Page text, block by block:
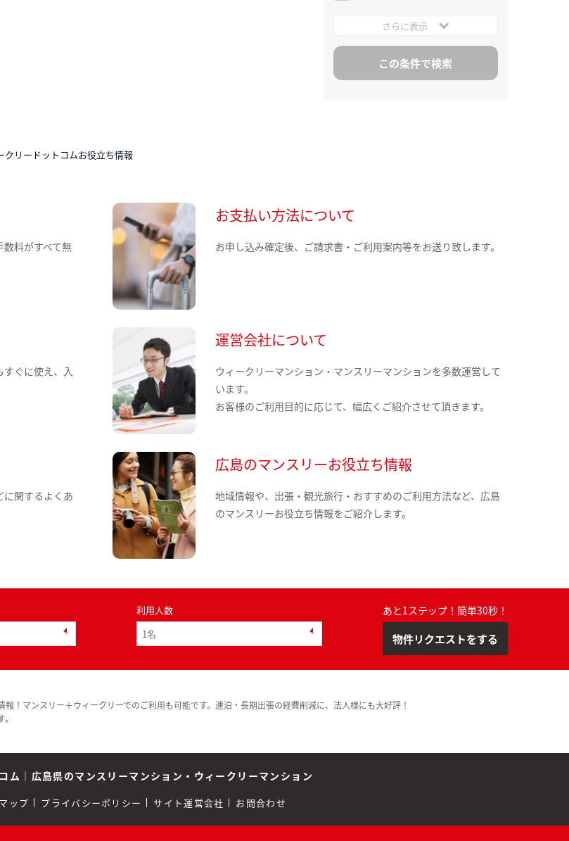
さらに表示
クリードットコムお役立ち情報
料がすべて無
お支払い方法について
お申し込み確定後、ご請求書・ご利用案内等をお送り致します。
ぐに使え、入
運営会社について
ウィークリーマンション・マンスリーマンションを多数運営して
います。
お客様のご利用目的に応じて、幅広くご紹介させて頂きます。
に関するよくあ
広島のマンスリーお役立ち情報
地域情報や、出張・観光旅行・おすすめのご利用方法など、広島
のマンスリーお役立ち情報をご紹介します。
利用人数 あと1ステップ！簡単30秒！
物件リクエストをする
！マンスリー＋ウィークリーでのご利用も可能です。連泊・長期出張の経費削減に、法人様にも大好評！
ム ｜ 広島県のマンスリーマンション・ウィークリーマンション
ップ プライバシーポリシー サイト運営会社 お問合わせ